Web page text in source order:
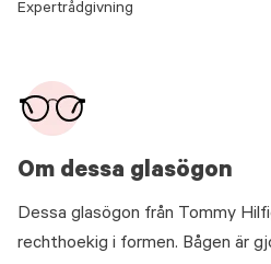
Om dessa glasögon
Dessa glasögon från Tommy
rechthoekig i formen. Bågen är
Expertrådgivning